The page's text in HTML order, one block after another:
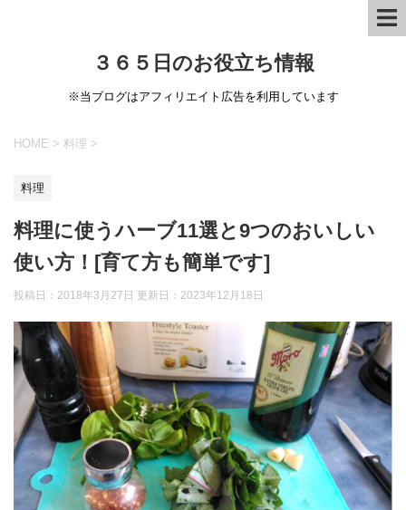
３６５日のお役立ち情報
※当ブログはアフィリエイト広告を利用しています
HOME > 料理 >
料理
料理に使うハーブ11選と9つのおいしい
使い方！[育て方も簡単です]
投稿日：2018年3月27日 更新日： 2023年12月18日